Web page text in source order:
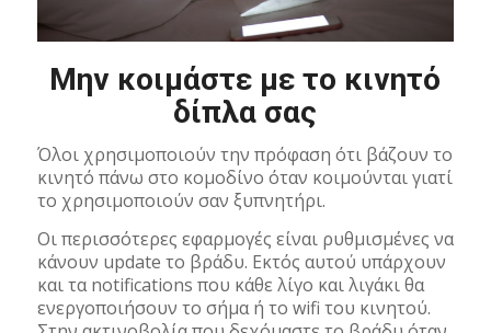
Μην κοιμάστε με το κινητό
δίπλα σας
Όλοι χρησιμοποιούν την πρόφαση ότι βάζουν το
κινητό πάνω στο κομοδίνο όταν κοιμούνται γιατί
το χρησιμοποιούν σαν ξυπνητήρι.
Οι περισσότερες εφαρμογές είναι ρυθμισμένες να
κάνουν update το βράδυ. Εκτός αυτού υπάρχουν
και τα notifications που κάθε λίγο και λιγάκι θα
ενεργοποιήσουν το σήμα ή το wifi του κινητού.